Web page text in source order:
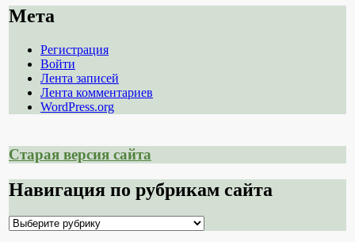
Мета
Регистрация
Войти
Лента записей
Лента комментариев
WordPress.org
Старая версия сайта
Навигация по рубрикам сайта
Навигация